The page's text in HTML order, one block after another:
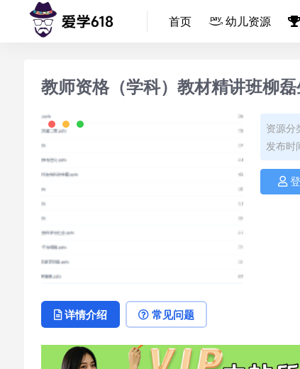
首页 幼儿资源
教师资格（学科）教材精讲班柳
资源分
发布时
详情介绍 常见问题